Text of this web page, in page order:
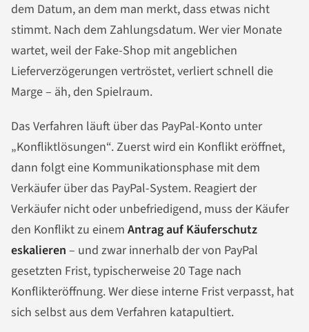
dem Datum, an dem man merkt, dass etwas nicht
stimmt. Nach dem Zahlungsdatum. Wer vier Monate
wartet, weil der Fake-Shop mit angeblichen
Lieferverzögerungen vertröstet, verliert schnell die
Marge – äh, den Spielraum.
Das Verfahren läuft über das PayPal-Konto unter
„Konfliktlösungen“. Zuerst wird ein Konflikt eröffnet,
dann folgt eine Kommunikationsphase mit dem
Verkäufer über das PayPal-System. Reagiert der
Verkäufer nicht oder unbefriedigend, muss der Käufer
den Konflikt zu einem Antrag auf Käuferschutz
eskalieren – und zwar innerhalb der von PayPal
gesetzten Frist, typischerweise 20 Tage nach
Konflikteröffnung. Wer diese interne Frist verpasst, hat
sich selbst aus dem Verfahren katapultiert.